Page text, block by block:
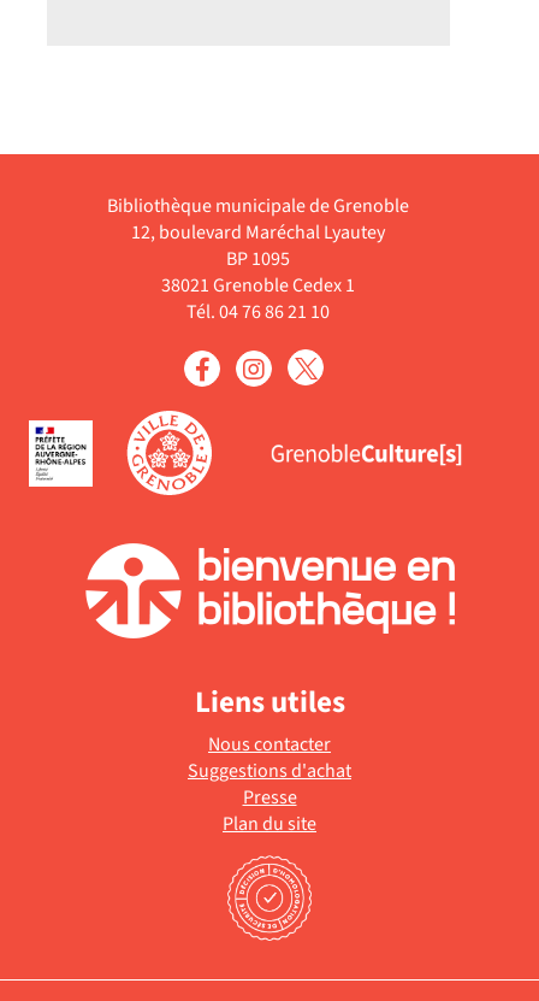
Bibliothèque municipale de Grenoble
12, boulevard Maréchal Lyautey
BP 1095
38021 Grenoble Cedex 1
Tél. 04 76 86 21 10
Liens utiles
Nous contacter
Suggestions d'achat
Presse
Plan du site